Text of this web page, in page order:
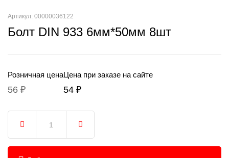
Артикул: 00000036122
Болт DIN 933 6мм*50мм 8шт
Розничная цена
56 ₽
Цена при заказе на сайте
54 ₽